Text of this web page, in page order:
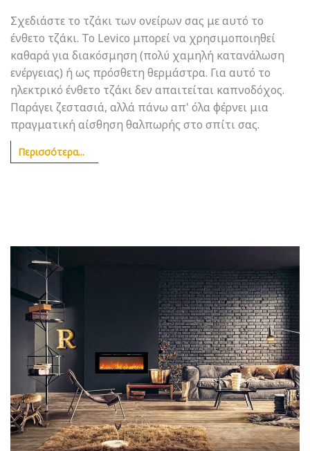
Σχεδιάστε το τζάκι των ονείρων σας με αυτό το
ένθετο τζάκι. Το Levico μπορεί να χρησιμοποιηθεί
καθαρά για διακόσμηση (πολύ χαμηλή κατανάλωση
ενέργειας) ή ως πρόσθετη θερμάστρα. Για αυτό το
ηλεκτρικό ένθετο τζάκι δεν απαιτείται καπνοδόχος.
Παράγει ζεστασιά, αλλά πάνω απ' όλα φέρνει μια
πραγματική αίσθηση θαλπωρής στο σπίτι σας.
Περισσότερα...